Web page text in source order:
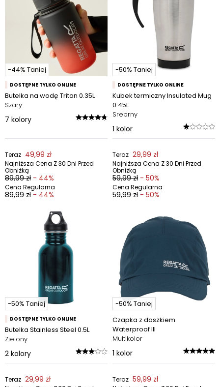
-44% Taniej
DOSTĘPNE TYLKO ONLINE
Butelka na wodę Tritan 0.35L
Szary
7 kolory
Teraz 49,99 zł
Najniższa Cena Z 30 Dni Przed
Obniżką
89,99 zł - 44%
Cena Regularna
89,99 zł - 44%
-50% Taniej
DOSTĘPNE TYLKO ONLINE
Kubek termiczny Insulated Mug
0.45L
Srebrny
1 kolor
Teraz 29,99 zł
Najniższa Cena Z 30 Dni Przed
Obniżką
59,99 zł - 50%
Cena Regularna
59,99 zł - 50%
-50% Taniej
DOSTĘPNE TYLKO ONLINE
Butelka Stainless Steel 0.5L
Zielony
2 kolory
Teraz 29,99 zł
-50% Taniej
Czapka z daszkiem
Waterproof III
Multikolor
1 kolor
Teraz 59,99 zł